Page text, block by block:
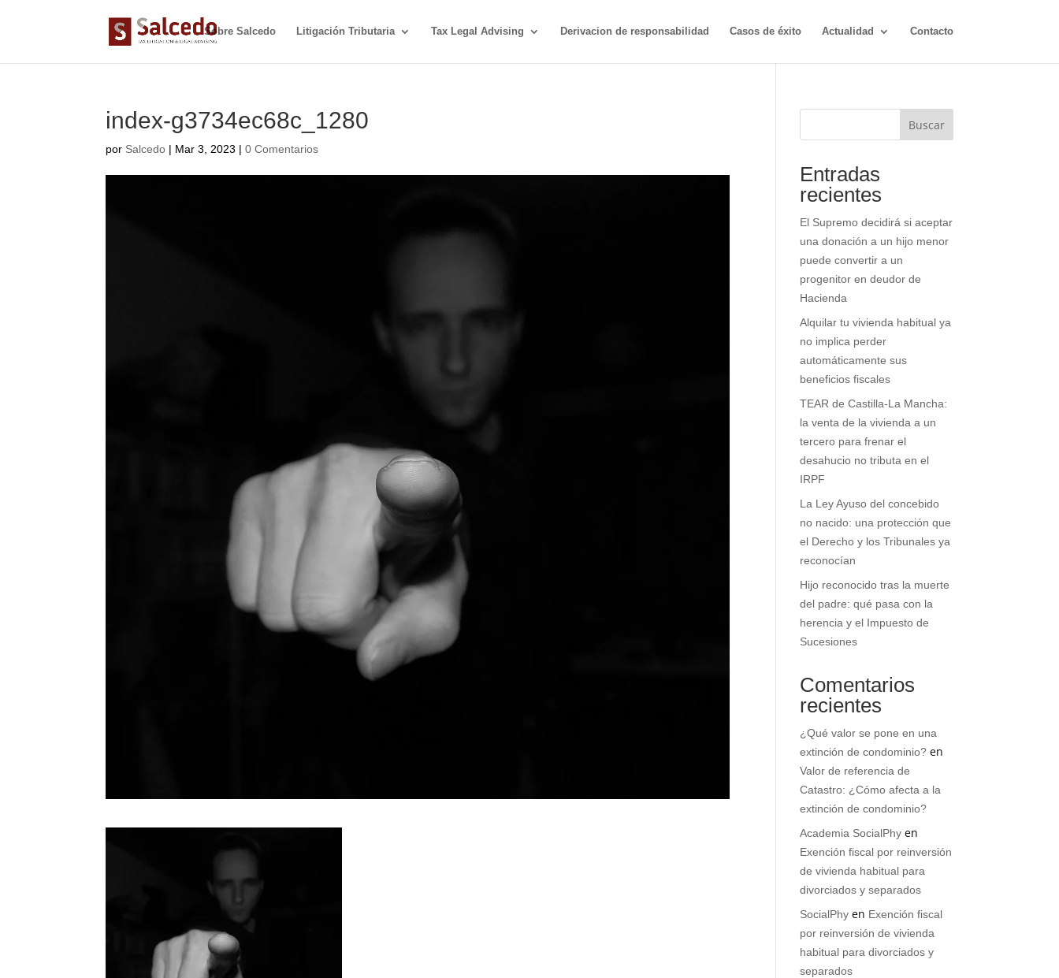
Sobre Salcedo Litigación Tributaria Tax Legal Advising Derivacion de responsabilidad Casos de éxito Actualidad Contacto
index-g3734ec68c_1280
por Salcedo | Mar 3, 2023 |0 Comentarios
Buscar
Entradas
recientes
El Supremo decidirá si aceptar
una donación a un hijo menor
puede convertir a un
progenitor en deudor de
Hacienda
Alquilar tu vivienda habitual ya
no implica perder
automáticamente sus
beneficios fiscales
TEAR de Castilla-La Mancha:
la venta de la vivienda a un
tercero para frenar el
desahucio no tributa en el
IRPF
La Ley Ayuso del concebido
no nacido: una protección que
el Derecho y los Tribunales ya
reconocían
Hijo reconocido tras la muerte
del padre: qué pasa con la
herencia y el Impuesto de
Sucesiones
Comentarios
recientes
¿Qué valor se pone en una
extinción de condominio? en
Valor de referencia de
Catastro: ¿Cómo afecta a la
extinción de condominio?
Academia SocialPhy en
Exención fiscal por reinversión
de vivienda habitual para
divorciados y separados
SocialPhy en Exención fiscal
por reinversión de vivienda
habitual para divorciados y
separados